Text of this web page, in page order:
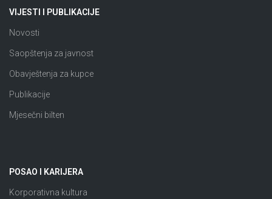
VIJESTI I PUBLIKACIJE
Novosti
Saopštenja za javnost
Obavještenja za kupce
Publikacije
Mjesečni bilten
POSAO I KARIJERA
Korporativna kultura